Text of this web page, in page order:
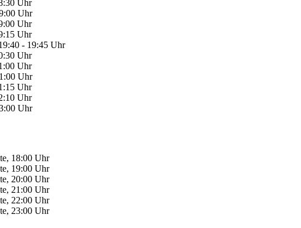
Uhr
Uhr
Uhr
Uhr
- 19:45 Uhr
Uhr
Uhr
Uhr
Uhr
Uhr
Uhr
18:00 Uhr
19:00 Uhr
20:00 Uhr
21:00 Uhr
22:00 Uhr
23:00 Uhr